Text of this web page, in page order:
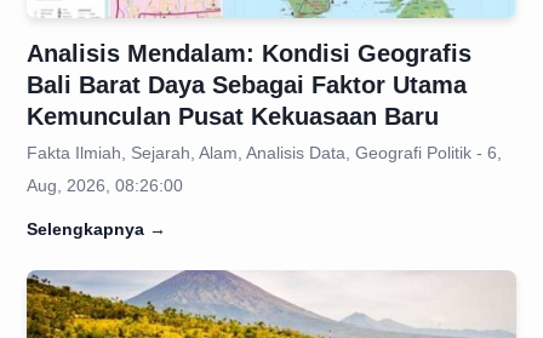
Analisis Mendalam: Kondisi Geografis
Bali Barat Daya Sebagai Faktor Utama
Kemunculan Pusat Kekuasaan Baru
Fakta Ilmiah, Sejarah, Alam, Analisis Data, Geografi Politik - 6,
Aug, 2026, 08:26:00
Selengkapnya →